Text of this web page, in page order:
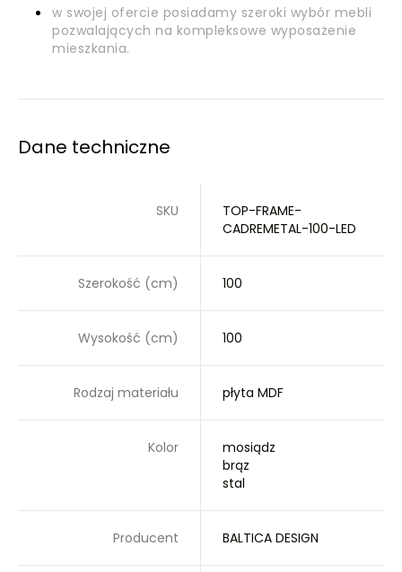
w swojej ofercie posiadamy szeroki wybór mebli
pozwalających na kompleksowe wyposażenie
mieszkania.
Dane techniczne
SKU
TOP-FRAME-
CADREMETAL-100-LED
Szerokość (cm) 100
Wysokość (cm) 100
Rodzaj materiału płyta MDF
Kolor
mosiądz
brąz
stal
Producent BALTICA DESIGN